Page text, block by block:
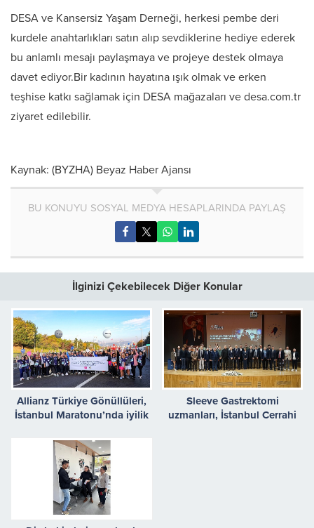
DESA ve Kansersiz Yaşam Derneği, herkesi pembe deri
kurdele anahtarlıkları satın alıp sevdiklerine hediye ederek
bu anlamlı mesajı paylaşmaya ve projeye destek olmaya
davet ediyor.Bir kadının hayatına ışık olmak ve erken
teşhise katkı sağlamak için DESA mağazaları ve desa.com.tr
ziyaret edilebilir.
Kaynak: (BYZHA) Beyaz Haber Ajansı
BU KONUYU SOSYAL MEDYA HESAPLARINDA PAYLAŞ
İlginizi Çekebilecek Diğer Konular
Allianz Türkiye Gönüllüleri,
İstanbul Maratonu’nda iyilik
Sleeve Gastrektomi
uzmanları, İstanbul Cerrahi